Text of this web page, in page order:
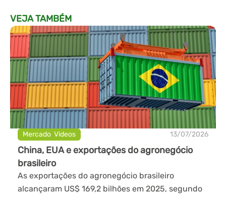
VEJA TAMBÉM
Mercado,Videos 13/07/2026
China, EUA e exportações do agronegócio
brasileiro
As exportações do agronegócio brasileiro
alcançaram US$ 169,2 bilhões em 2025, segundo